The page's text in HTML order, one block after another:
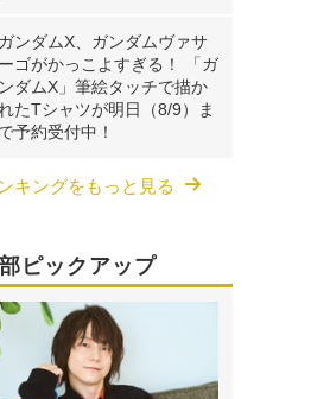
ガンダムX、ガンダムヴァサ
ーゴがかっこよすぎる！ 「ガ
ンダムX」筆絵タッチで描か
たTシャツが明日（8/9）ま
で予約受付中！
キングをもっと見る
ピックアップ